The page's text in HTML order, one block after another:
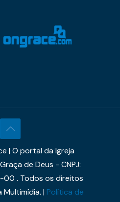
| O portal da Igreja
de Deus - CNPJ:
. Todos os direitos
|Política de